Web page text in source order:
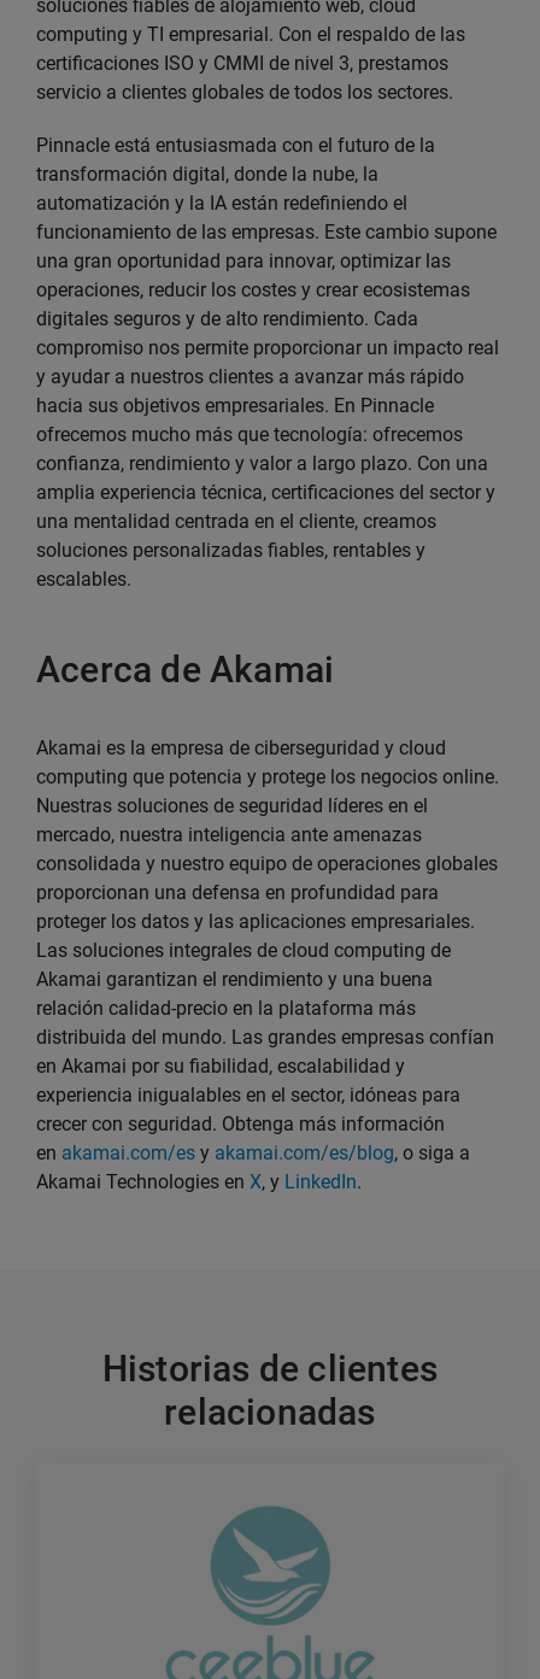
soluciones fiables de alojamiento web, cloud
computing y TI empresarial. Con el respaldo de las
certificaciones ISO y CMMI de nivel 3, prestamos
servicio a clientes globales de todos los sectores.
Pinnacle está entusiasmada con el futuro de la
transformación digital, donde la nube, la
automatización y la IA están redefiniendo el
funcionamiento de las empresas. Este cambio supone
una gran oportunidad para innovar, optimizar las
operaciones, reducir los costes y crear ecosistemas
digitales seguros y de alto rendimiento. Cada
compromiso nos permite proporcionar un impacto real
y ayudar a nuestros clientes a avanzar más rápido
hacia sus objetivos empresariales. En Pinnacle
ofrecemos mucho más que tecnología: ofrecemos
confianza, rendimiento y valor a largo plazo. Con una
amplia experiencia técnica, certificaciones del sector y
una mentalidad centrada en el cliente, creamos
soluciones personalizadas fiables, rentables y
escalables.
Acerca de Akamai
Akamai es la empresa de ciberseguridad y cloud
computing que potencia y protege los negocios online.
Nuestras soluciones de seguridad líderes en el
mercado, nuestra inteligencia ante amenazas
consolidada y nuestro equipo de operaciones globales
proporcionan una defensa en profundidad para
proteger los datos y las aplicaciones empresariales.
Las soluciones integrales de cloud computing de
Akamai garantizan el rendimiento y una buena
relación calidad-precio en la plataforma más
distribuida del mundo. Las grandes empresas confían
en Akamai por su fiabilidad, escalabilidad y
experiencia inigualables en el sector, idóneas para
crecer con seguridad. Obtenga más información
en akamai.com/es y akamai.com/es/blog, o siga a
Akamai Technologies en X, y LinkedIn.
Historias de clientes
relacionadas